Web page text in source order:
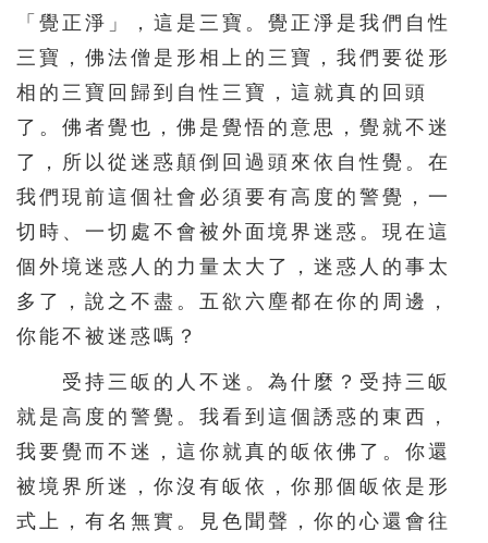
「覺正淨」，這是三寶。覺正淨是我們自性
三寶，佛法僧是形相上的三寶，我們要從形
相的三寶回歸到自性三寶，這就真的回頭
了。佛者覺也，佛是覺悟的意思，覺就不迷
了，所以從迷惑顛倒回過頭來依自性覺。在
我們現前這個社會必須要有高度的警覺，一
切時、一切處不會被外面境界迷惑。現在這
個外境迷惑人的力量太大了，迷惑人的事太
多了，說之不盡。五欲六塵都在你的周邊，
你能不被迷惑嗎？
受持三皈的人不迷。為什麼？受持三皈
就是高度的警覺。我看到這個誘惑的東西，
我要覺而不迷，這你就真的皈依佛了。你還
被境界所迷，你沒有皈依，你那個皈依是形
式上，有名無實。見色聞聲，你的心還會往